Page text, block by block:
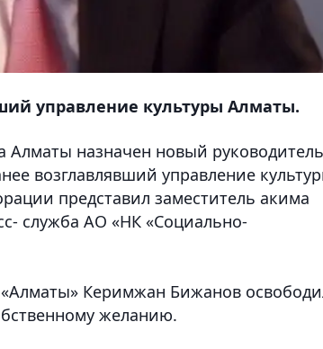
управление культуры Алматы.
назначен новый руководитель
возглавлявший управление
представил заместитель акима
служба АО «НК «Социально-
Керимжан Бижанов
желанию.